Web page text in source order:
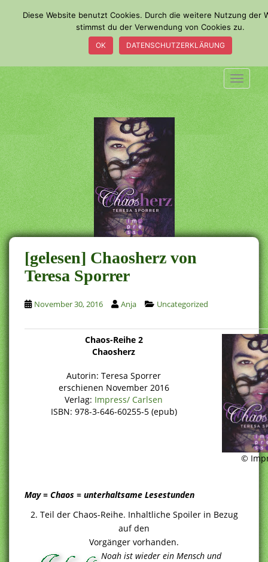
o
a
i
n
c
o
n
t
e
n
t
[gelesen] Chaosherz von
Teresa Sporrer
November 30, 2016 Anja Uncategorized
Chaos-Reihe 2
Chaosherz
Autorin: Teresa Sporrer
erschienen November 2016
Verlag: Impress/ Carlsen
ISBN: 978-3-646-60255-5 (epub)
©
May = Chaos = unterhaltsame Lesestunden
2. Teil der Chaos-Reihe. Inhaltliche Spoiler in Bezug
auf den
Vorgänger vorhanden.
Noah ist wieder ein Mensch und
Diese Website benutzt Cookies. Durch die weitere Nutzung der
stimmst du der Verwendung von Cookies zu.
OK DATENSCHUTZERKLÄRUNG